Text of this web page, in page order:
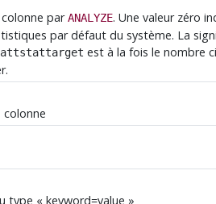
colonne parANALYZE. Une valeur zéro
par défaut du système. La
attstattarget est à la fois le nombre
type «keyword=value »